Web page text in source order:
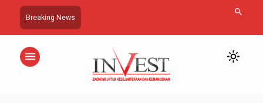
Breaking News search
menu light_mode